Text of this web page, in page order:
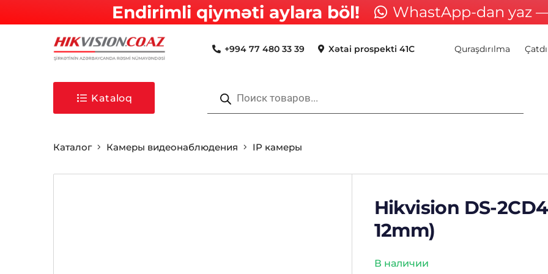
Endirimli qiyməti aylara böl! WhastApp-dan yaz
+994 77 480 33 39 Xətai prospekti 41C Quraşdırılma
Kataloq
товаров
Каталог Камеры видеонаблюдения IP камеры
Hikvision DS-
12mm)
В наличии